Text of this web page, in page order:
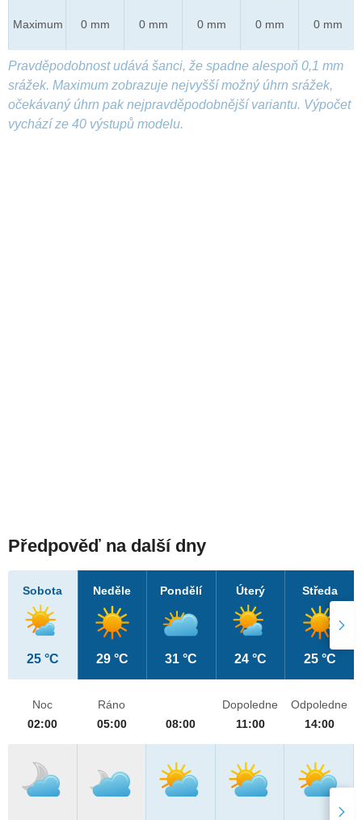
Maximum 0 mm 0 mm 0 mm 0 mm 0 mm
Pravděpodobnost udává šanci, že spadne alespoň 0,1 mm
srážek. Maximum zobrazuje nejvyšší možný úhrn srážek,
očekávaný úhrn pak nejpravděpodobnější variantu. Výpočet
vychází ze 40 výstupů modelu.
Předpověď na další dny
Sobota
25 °C
Neděle
29 °C
Pondělí
31 °C
Úterý
24 °C
Středa
25 °C
Noc
02:00
Ráno
05:00
08:00
Dopoledne
11:00
Odpoledne
14:00